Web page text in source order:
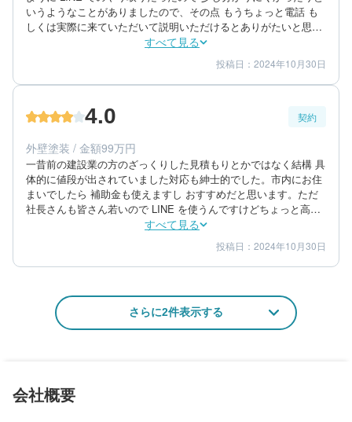
いうようなことがありましたので、その点 もうちょっと電話 も
しくは実際に来ていただいて説明いただけるとありがたいと思い
屋根とかグシは ドローンで撮影し ひび割れがどこにあるのか ど
こに問題点があるのかなどを写真を撮って指摘してもらったので
それはとても良かったと思います。
し細かいところの裏側まできちんと 塗られていました。
すべて見る
仕上がり 4
満足度 4
60代/男性/一戸建て
築年数：23年
投稿日：2024年10月30日
4.0 契約
外壁塗装 / 金額99万円
一昔前の建設業の方のざっくりした見積もりとかではなく結構 具
体的に値段が出されていました対応も紳士的でした。市内にお住
まいでしたら 補助金も使えますし おすすめだと思います。ただ
社長さんも皆さん若いので LINE を使うんですけどちょっと高齢
の方は、 電話 もしくは来ていただいて説明をする 、そういう対
応が必要になることもあると思います。その方が安心感は得られ
提案も3つのタイプ もしくは3つの価格帯で提案してもらったので
それは 安ければ安い方がいいですが 安ければ耐久性とかそうい
うものに問題があるのでそういうところは 説明されて納得できて
いたと思います。
すべて見る
金額感 4
担当者 4
60代/男性/一戸建て
エリア：茨城県稲敷市
築年数：23年
投稿日：2024年10月30日
さらに2件表示する
会社概要